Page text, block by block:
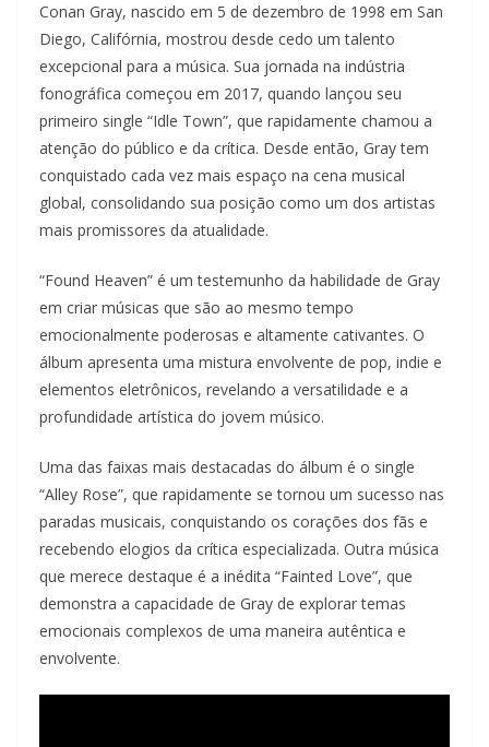
Conan Gray, nascido em 5 de dezembro de 1998 em San
Diego, Califórnia, mostrou desde cedo um talento
excepcional para a música. Sua jornada na indústria
fonográfica começou em 2017, quando lançou seu
primeiro single “Idle Town”, que rapidamente chamou a
atenção do público e da crítica. Desde então, Gray tem
conquistado cada vez mais espaço na cena musical
global, consolidando sua posição como um dos artistas
mais promissores da atualidade.
“Found Heaven” é um testemunho da habilidade de Gray
em criar músicas que são ao mesmo tempo
emocionalmente poderosas e altamente cativantes. O
álbum apresenta uma mistura envolvente de pop, indie e
elementos eletrônicos, revelando a versatilidade e a
profundidade artística do jovem músico.
Uma das faixas mais destacadas do álbum é o single
“Alley Rose”, que rapidamente se tornou um sucesso nas
paradas musicais, conquistando os corações dos fãs e
recebendo elogios da crítica especializada. Outra música
que merece destaque é a inédita “Fainted Love”, que
demonstra a capacidade de Gray de explorar temas
emocionais complexos de uma maneira autêntica e
envolvente.